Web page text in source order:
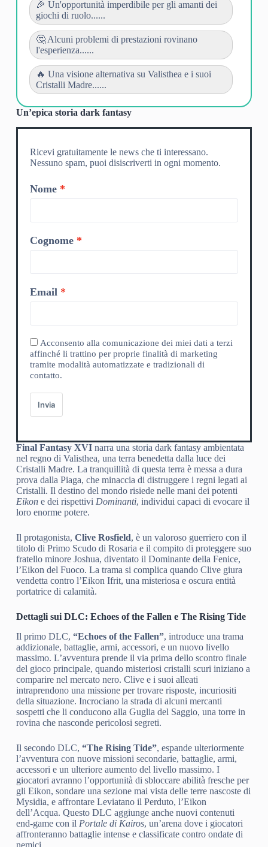
🎉 Un'opportunità imperdibile per gli amanti dei
giochi di ruolo......
🤔 Alcuni problemi di prestazioni rovinano
l'esperienza......
🔥 Una visione alternativa su Valisthea e i suoi
Cristalli Madre......
Un’epica storia dark fantasy
Ricevi gratuitamente le news che ti interessano.
Nessuno spam, puoi disiscriverti in ogni momento.
Nome
Cognome
Email
Acconsento alla comunicazione dei miei dati a terzi
affinché li trattino per proprie finalità di marketing
tramite modalità automatizzate e tradizionali di
contatto.
Invia
Final Fantasy XVInarra una storia dark fantasy ambientata
nel regno di Valisthea, una terra benedetta dalla luce dei
Cristalli Madre. La tranquillità di questa terra è messa a dura
prova dalla Piaga, che minaccia di distruggere i regni legati ai
Cristalli. Il destino del mondo risiede nelle mani dei potenti
Eikone dei rispettivi Dominanti, individui capaci di evocare il
loro enorme potere.
Il protagonista, Clive Rosfield, è un valoroso guerriero con il
titolo di Primo Scudo di Rosaria e il compito di proteggere suo
fratello minore Joshua, diventato il Dominante della Fenice,
l’Eikon del Fuoco. La trama si complica quando Clive giura
vendetta contro l’Eikon Ifrit, una misteriosa e oscura entità
portatrice di calamità.
Dettagli sui DLC: Echoes of the Fallen e The Rising Tide
Il primo DLC, “Echoes of the Fallen”, introduce una trama
addizionale, battaglie, armi, accessori, e un nuovo livello
massimo. L’avventura prende il via prima dello scontro finale
del gioco principale, quando misteriosi cristalli scuri iniziano a
comparire nel mercato nero. Clive e i suoi alleati
intraprendono una missione per trovare risposte, incuriositi
della situazione. Incrociano la strada di alcuni mercanti
sospetti che li conducono alla Guglia del Saggio, una torre in
rovina che nasconde pericolosi segreti.
Il secondo DLC, “The Rising Tide”, espande ulteriormente
l’avventura con nuove missioni secondarie, battaglie, armi,
accessori e un ulteriore aumento del livello massimo. I
giocatori avranno l’opportunità di sbloccare abilità fresche per
gli Eikon, sondare una sezione mai vista delle terre nascoste di
Mysidia, e affrontare Leviatano il Perduto, l’Eikon
dell’Acqua. Questo DLC aggiunge anche nuovi contenuti
end-game con il Portale di Kairos, un’arena dove i giocatori
affronteranno battaglie intense e classificate contro ondate di
nemici.